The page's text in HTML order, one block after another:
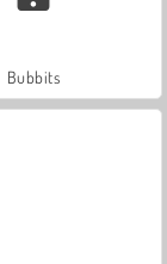
Bubbits